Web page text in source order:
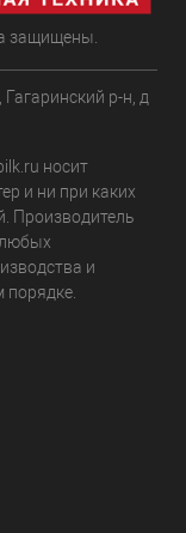
защищены.
р-н, д
носит
и ни при каких
Производитель
любых
и
порядке.